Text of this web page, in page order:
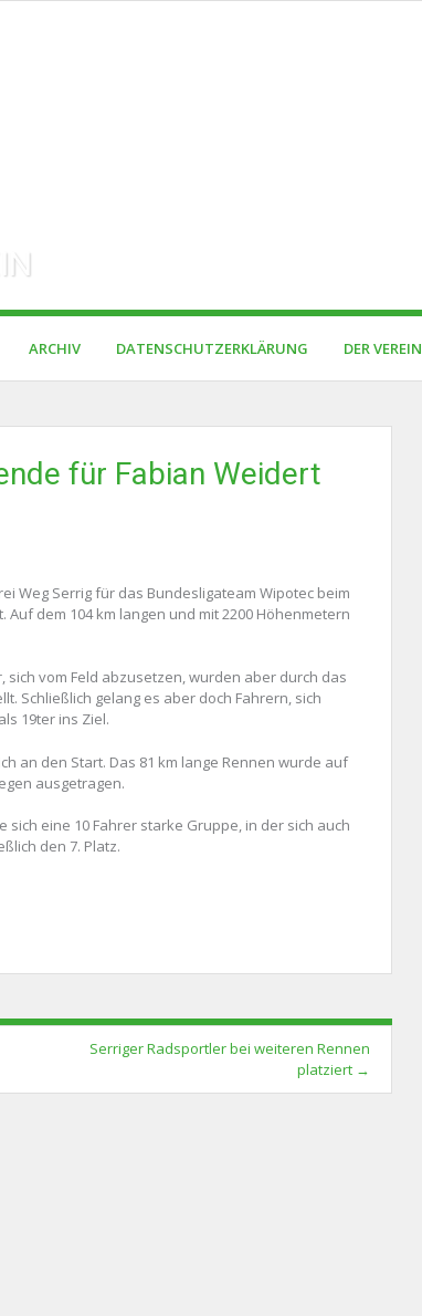
ARCHIV DATENSCHUTZERKLÄRUNG DER VEREIN
für Fabian Weidert
Weg Serrig für das Bundesligateam Wipotec beim
dem 104 km langen und mit 2200 Höhenmetern
vom Feld abzusetzen, wurden aber durch das
Schließlich gelang es aber doch Fahrern, sich
19ter ins Ziel.
an den Start. Das 81 km lange Rennen wurde auf
ausgetragen.
eine 10 Fahrer starke Gruppe, in der sich auch
den 7. Platz.
Serriger Radsportler bei weiteren Rennen
platziert →